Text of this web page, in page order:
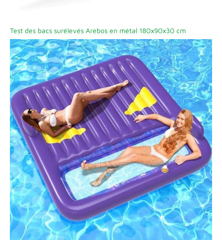
Test des bacs surélevés Arebos en métal 180x90x30 cm